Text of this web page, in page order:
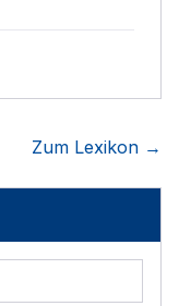
Zum Lexikon →